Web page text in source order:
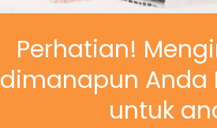
Perhatian!
dimanapun Anda
untuk